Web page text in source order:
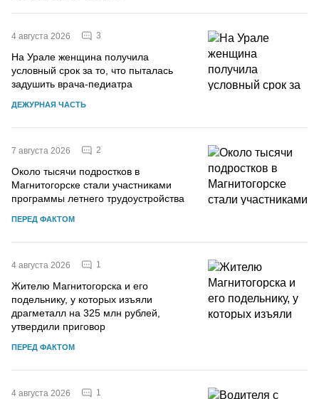
4 августа 2026 3
На Урале женщина получила
условный срок за то, что пыталась
задушить врача-педиатра
ДЕЖУРНАЯ ЧАСТЬ
7 августа 2026 2
Около тысячи подростков в
Магнитогорске стали участниками
программы летнего трудоустройства
ПЕРЕД ФАКТОМ
4 августа 2026 1
Жителю Магнитогорска и его
подельнику, у которых изъяли
драгметалл на 325 млн рублей,
утвердили приговор
ПЕРЕД ФАКТОМ
4 августа 2026 1